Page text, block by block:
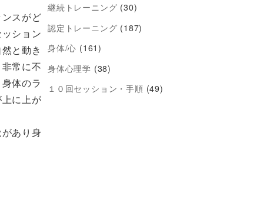
スがど
ション
と動き
常に不
体のラ
に上が
あり身
継続トレーニング (30)
認定トレーニング (187)
身体/心 (161)
身体心理学 (38)
１０回セッション・手順 (49)